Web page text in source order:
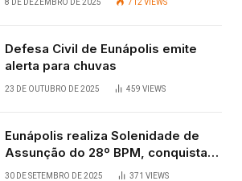
Defesa Civil de Eunápolis emite
alerta para chuvas
23 DE OUTUBRO DE 2025 459 VIEWS
Eunápolis realiza Solenidade de
Assunção do 28º BPM, conquista
viabilizada por articulação política
30 DE SETEMBRO DE 2025 371 VIEWS